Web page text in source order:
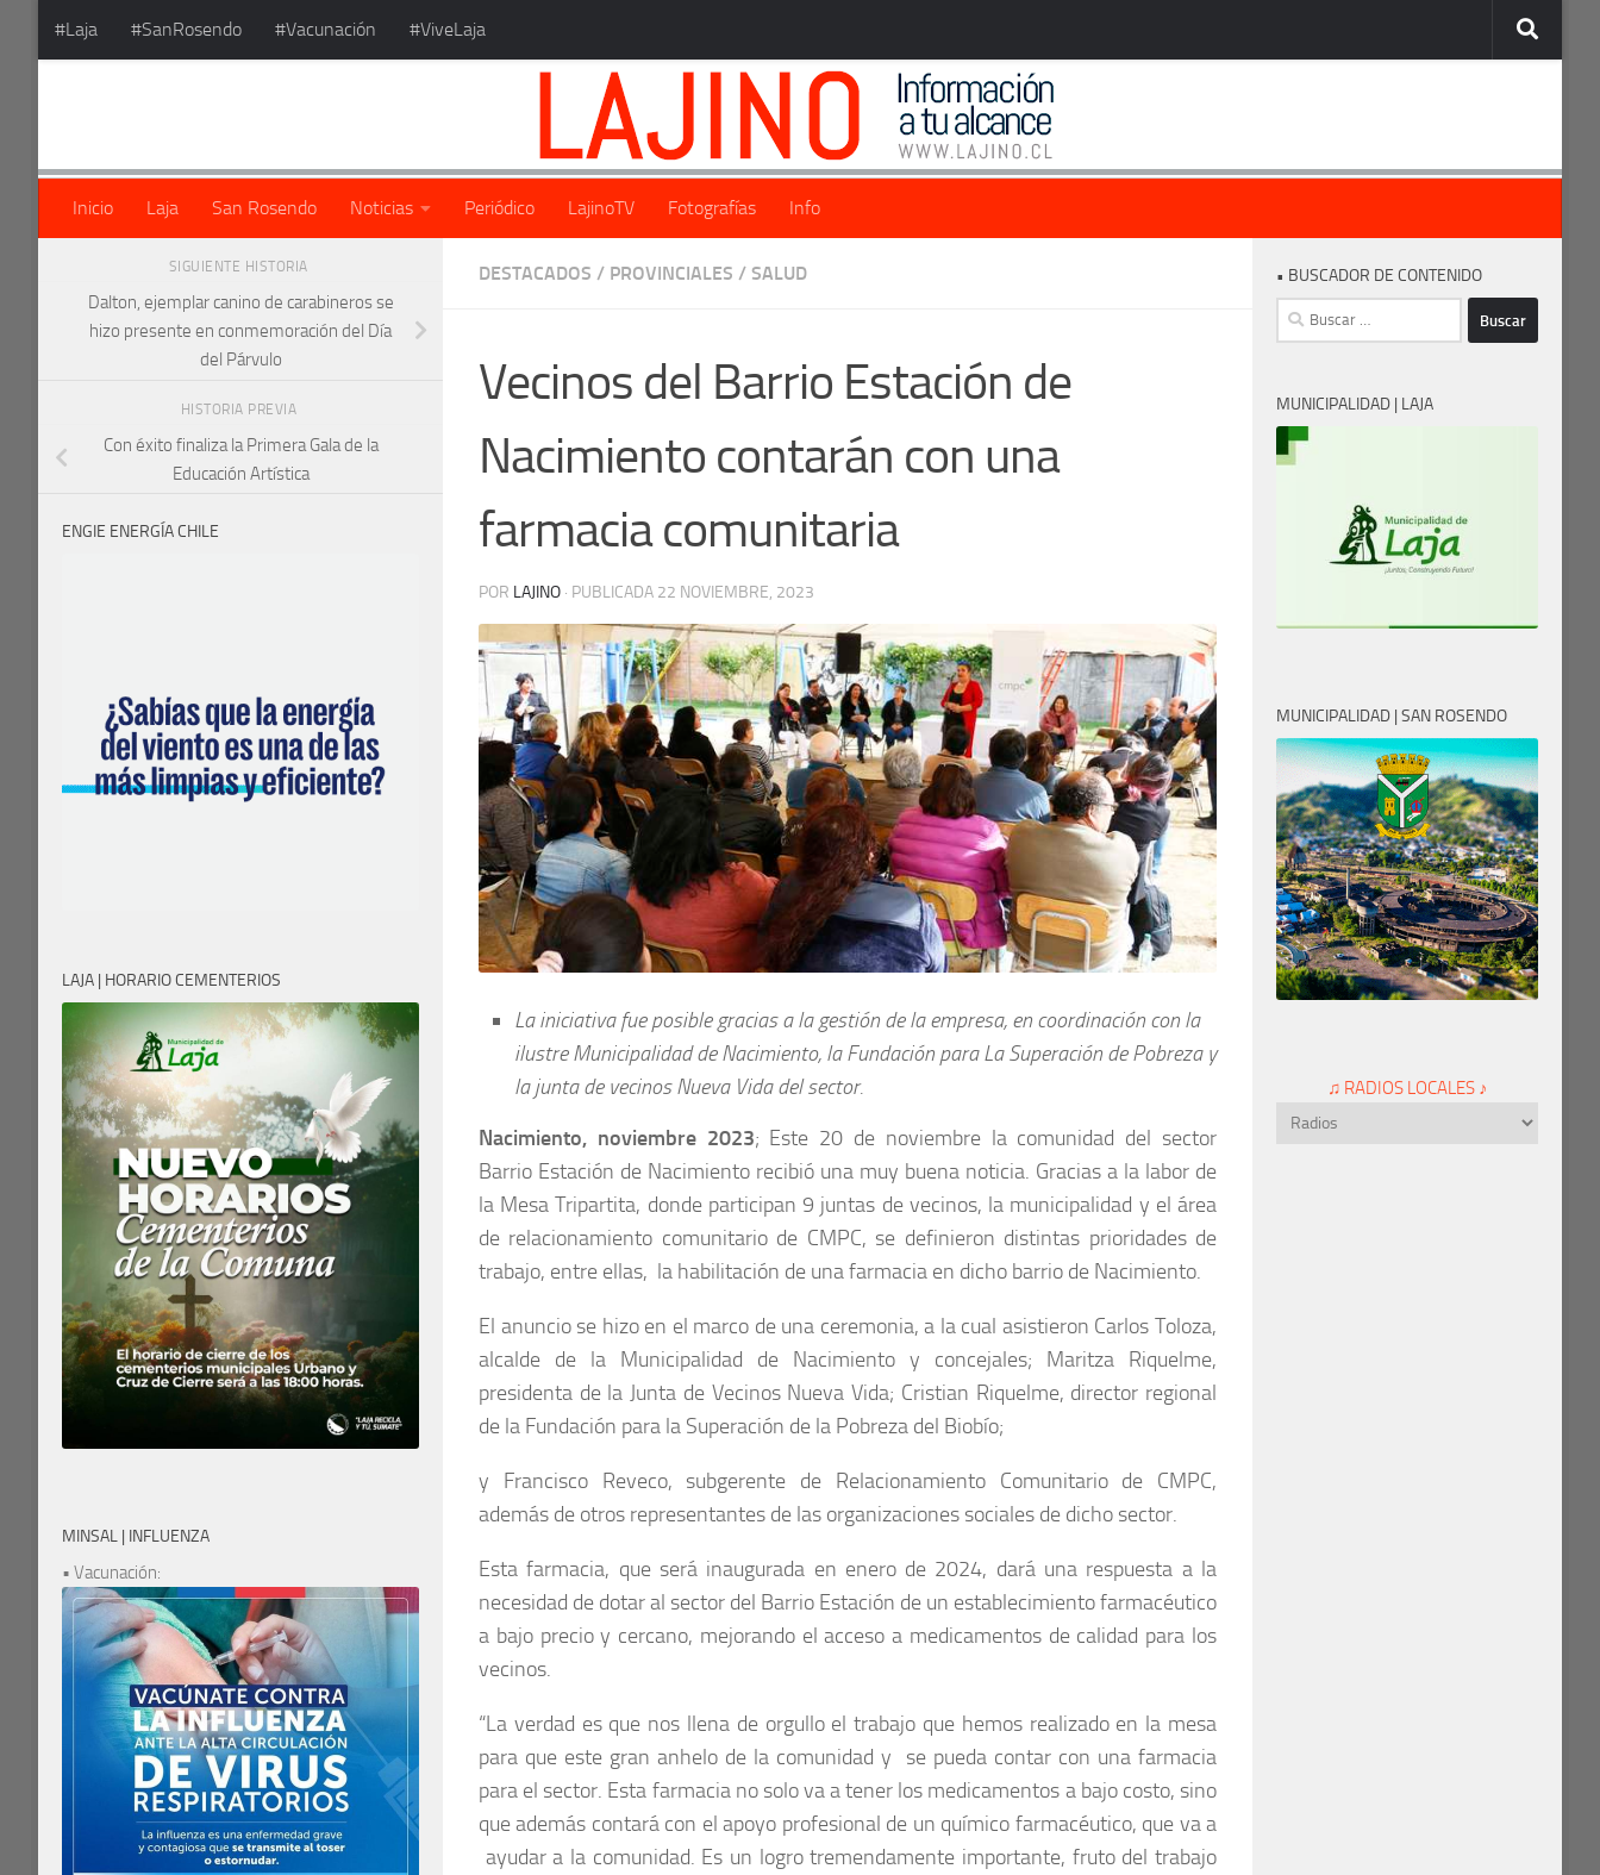
Saltar al contenido
#Laja #SanRosendo #Vacunación #ViveLaja
Inicio Laja San Rosendo Noticias Periódico LajinoTV Fotografías Info
DESTACADOS / PROVINCIALES / SALUD
Vecinos del Barrio Estación de
Nacimiento contarán con una
farmacia comunitaria
POR LAJINO · PUBLICADA 22 NOVIEMBRE, 2023
La iniciativa fue posible gracias a la gestión de la empresa, en coordinación con la
ilustre Municipalidad de Nacimiento, la Fundación para La Superación de Pobreza y
la junta de vecinos Nueva Vida del sector.
Nacimiento, noviembre 2023; Este 20 de noviembre la comunidad del sector
Barrio Estación de Nacimiento recibió una muy buena noticia. Gracias a la labor de
la Mesa Tripartita, donde participan 9 juntas de vecinos, la municipalidad y el área
de relacionamiento comunitario de CMPC, se definieron distintas prioridades de
trabajo, entre ellas, la habilitación de una farmacia en dicho barrio de Nacimiento.
El anuncio se hizo en el marco de una ceremonia, a la cual asistieron Carlos Toloza,
alcalde de la Municipalidad de Nacimiento y concejales; Maritza Riquelme,
presidenta de la Junta de Vecinos Nueva Vida; Cristian Riquelme, director regional
de la Fundación para la Superación de la Pobreza del Biobío;
y Francisco Reveco, subgerente de Relacionamiento Comunitario de CMPC,
además de otros representantes de las organizaciones sociales de dicho sector.
Esta farmacia, que será inaugurada en enero de 2024, dará una respuesta a la
necesidad de dotar al sector del Barrio Estación de un establecimiento farmacéutico
a bajo precio y cercano, mejorando el acceso a medicamentos de calidad para los
vecinos.
“La verdad es que nos llena de orgullo el trabajo que hemos realizado en la mesa
para que este gran anhelo de la comunidad y se pueda contar con una farmacia
para el sector. Esta farmacia no solo va a tener los medicamentos a bajo costo, sino
que además contará con el apoyo profesional de un químico farmacéutico, que va a
ayudar a la comunidad. Es un logro tremendamente importante, fruto del trabajo
SIGUIENTE HISTORIA
Dalton, ejemplar canino de carabineros se
hizo presente en conmemoración del Día
del Párvulo
HISTORIA PREVIA
Con éxito finaliza la Primera Gala de la
Educación Artística
ENGIE ENERGÍA CHILE
LAJA | HORARIO CEMENTERIOS
MINSAL | INFLUENZA
• Vacunación:
• BUSCADOR DE CONTENIDO
Buscar:
MUNICIPALIDAD | LAJA
MUNICIPALIDAD | SAN ROSENDO
♫ RADIOS LOCALES ♪